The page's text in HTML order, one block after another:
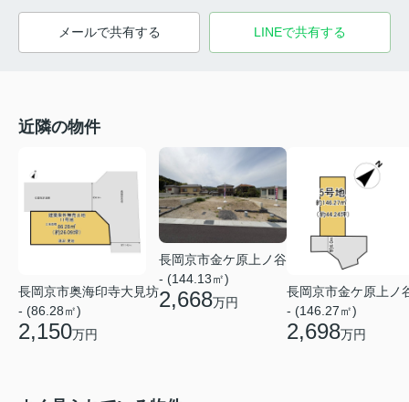
メールで共有する LINEで共有する
近隣の物件
長岡京市奥海印寺大見坊
- (86.28㎡)
2,150万円
長岡京市金ケ原上ノ谷
- (144.13㎡)
2,668万円
長岡京市金ケ原上ノ
- (146.27㎡)
2,698万円